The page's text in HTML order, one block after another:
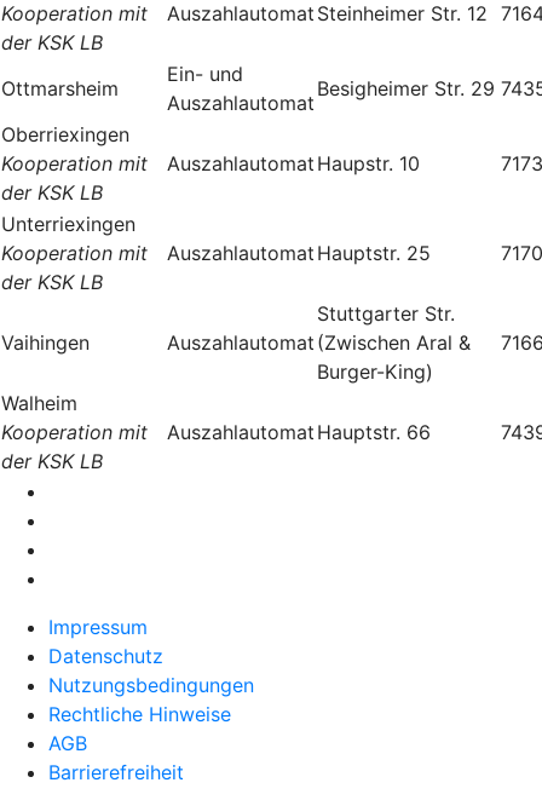
Kooperation mit
der KSK LB
Auszahlautomat Steinheimer Str. 12
Ottmarsheim
Ein- und
Auszahlautomat
Besigheimer Str. 29
Oberriexingen
Kooperation mit
der KSK LB
Auszahlautomat Haupstr. 10
Unterriexingen
Kooperation mit
der KSK LB
Auszahlautomat Hauptstr. 25
Vaihingen Auszahlautomat
Stuttgarter Str.
(Zwischen Aral &
Burger-King)
Walheim
Kooperation mit
der KSK LB
Auszahlautomat Hauptstr. 66
Impressum
Datenschutz
Nutzungsbedingungen
Rechtliche Hinweise
AGB
Barrierefreiheit